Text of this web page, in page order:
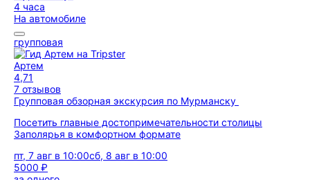
4 часа
На автомобиле
групповая
Артем
4,71
7 отзывов
Групповая обзорная экскурсия по Мурманску
Посетить главные достопримечательности столицы
Заполярья в комфортном формате
пт, 7 авг в 10:00сб, 8 авг в 10:00
5000 ₽